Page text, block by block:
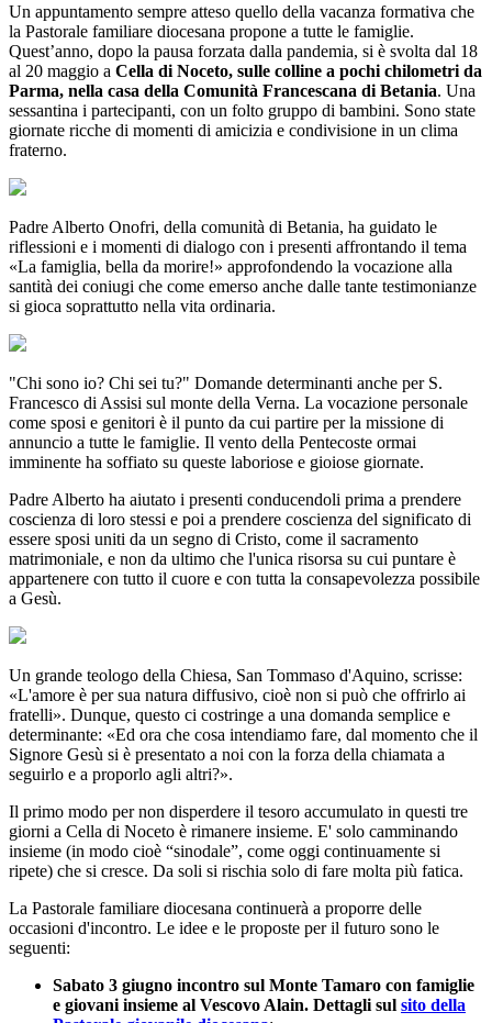
Un appuntamento sempre atteso quello della vacanza formativa che
la Pastorale familiare diocesana propone a tutte le famiglie.
Quest’anno, dopo la pausa forzata dalla pandemia, si è svolta dal 18
al 20 maggio a Cella di Noceto, sulle colline a pochi chilometri da
Parma, nella casa della Comunità Francescana di Betania. Una
sessantina i partecipanti, con un folto gruppo di bambini. Sono state
giornate ricche di momenti di amicizia e condivisione in un clima
fraterno.
Padre Alberto Onofri, della comunità di Betania, ha guidato le
riflessioni e i momenti di dialogo con i presenti affrontando il tema
«La famiglia, bella da morire!» approfondendo la vocazione alla
santità dei coniugi che come emerso anche dalle tante testimonianze
si gioca soprattutto nella vita ordinaria.
"Chi sono io? Chi sei tu?" Domande determinanti anche per S.
Francesco di Assisi sul monte della Verna. La vocazione personale
come sposi e genitori è il punto da cui partire per la missione di
annuncio a tutte le famiglie. Il vento della Pentecoste ormai
imminente ha soffiato su queste laboriose e gioiose giornate.
Padre Alberto ha aiutato i presenti conducendoli prima a prendere
coscienza di loro stessi e poi a prendere coscienza del significato di
essere sposi uniti da un segno di Cristo, come il sacramento
matrimoniale, e non da ultimo che l'unica risorsa su cui puntare è
appartenere con tutto il cuore e con tutta la consapevolezza possibile
a Gesù.
Un grande teologo della Chiesa, San Tommaso d'Aquino, scrisse:
«L'amore è per sua natura diffusivo, cioè non si può che offrirlo ai
fratelli». Dunque, questo ci costringe a una domanda semplice e
determinante: «Ed ora che cosa intendiamo fare, dal momento che il
Signore Gesù si è presentato a noi con la forza della chiamata a
seguirlo e a proporlo agli altri?».
Il primo modo per non disperdere il tesoro accumulato in questi tre
giorni a Cella di Noceto è rimanere insieme. E' solo camminando
insieme (in modo cioè “sinodale”, come oggi continuamente si
ripete) che si cresce. Da soli si rischia solo di fare molta più fatica.
La Pastorale familiare diocesana continuerà a proporre delle
occasioni d'incontro. Le idee e le proposte per il futuro sono le
seguenti:
Sabato 3 giugno incontro sul Monte Tamaro con famiglie
e giovani insieme al Vescovo Alain. Dettagli sul sito della